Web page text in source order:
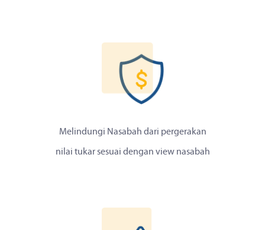
Melindungi Nasabah dari pergerakan
nilai tukar sesuai dengan view nasabah